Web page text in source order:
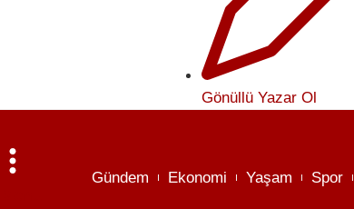
Gönüllü Yazar Ol
Gündem Ekonomi Yaşam Spor